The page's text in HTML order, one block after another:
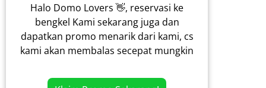
Halo Domo Lovers 👋, reservasi ke
bengkel Kami sekarang juga dan
dapatkan promo menarik dari kami, cs
kami akan membalas secepat mungkin